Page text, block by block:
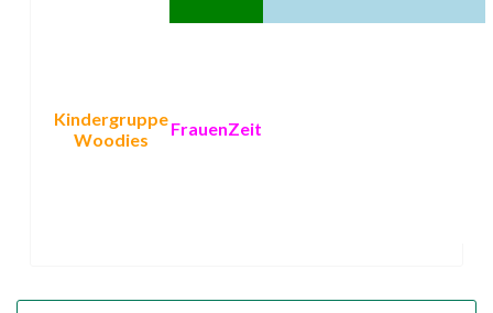
Kindergruppe
Woodies
FrauenZeit